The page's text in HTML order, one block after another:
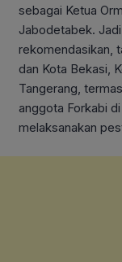
sebagai Ketua
Jabodetabek.
rekomendasikan,
dan Kota Bekasi,
Tangerang,
anggota Forkabi
melaksanakan